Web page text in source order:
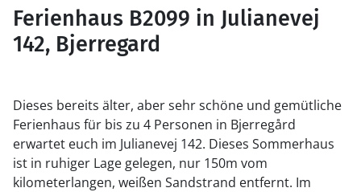
Ferienhaus B2099 in Julianevej
142, Bjerregard
Dieses bereits älter, aber sehr schöne und gemütliche
Ferienhaus für bis zu 4 Personen in Bjerregård
erwartet euch im Julianevej 142. Dieses Sommerhaus
ist in ruhiger Lage gelegen, nur 150m vom
kilometerlangen, weißen Sandstrand entfernt. Im